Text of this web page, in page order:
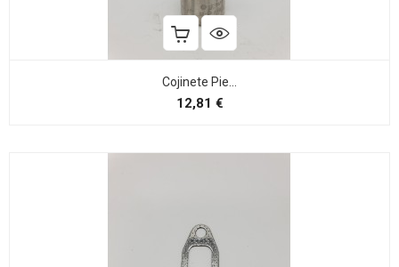
Cojinete Pie...
12,81 €Precio